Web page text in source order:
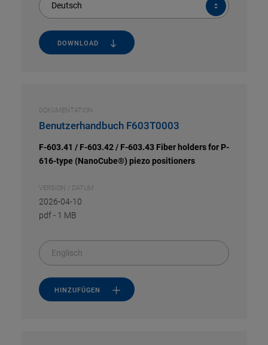
Deutsch
DOWNLOAD
DOKUMENTATION
Benutzerhandbuch F603T0003
F-603.41 / F-603.42 / F-603.43 Fiber holders for P-
616-type (NanoCube®) piezo positioners
VERSION / DATUM
2026-04-10
pdf- 1 MB
Englisch
HINZUFÜGEN